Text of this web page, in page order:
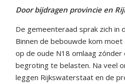
Door bijdragen provincie en
De gemeenteraad sprak zich in
Binnen de bebouwde kom moet
op de oude N18 omlaag
begroting te belasten. Na veel
leggen Rijkswaterstaat en de